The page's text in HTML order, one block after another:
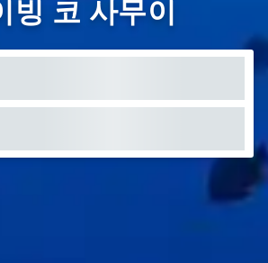
빙 코 사무이